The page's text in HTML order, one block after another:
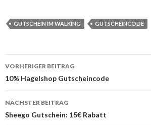
GUTSCHEIN IM WALKING GUTSCHEINCODE
Beitrags-
Navigation
VORHERIGER BEITRAG
10% Hagelshop Gutscheincode
NÄCHSTER BEITRAG
Sheego Gutschein: 15€ Rabatt